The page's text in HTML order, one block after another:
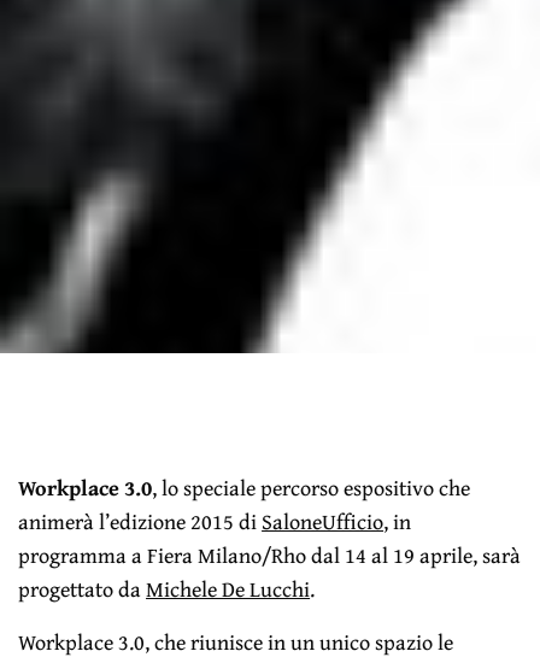
Workplace 3.0, lo speciale percorso espositivo che
animerà l’edizione 2015 diSaloneUfficio, in
programma a Fiera Milano/Rho dal 14 al 19 aprile, sarà
progettato daMichele De Lucchi.
Workplace 3.0, che riunisce in un unico spazio le